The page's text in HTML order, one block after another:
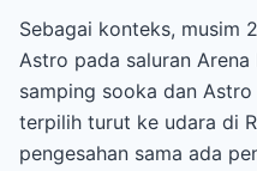
Sebagai konteks, musim
Astro pada saluran
samping sooka dan
terpilih turut ke udara di
pengesahan sama ada